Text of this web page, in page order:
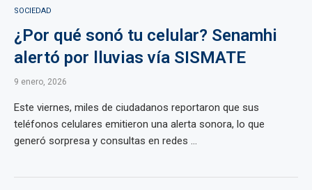
SOCIEDAD
¿Por qué sonó tu celular? Senamhi
alertó por lluvias vía SISMATE
9 enero, 2026
Este viernes, miles de ciudadanos reportaron que sus
teléfonos celulares emitieron una alerta sonora, lo que
generó sorpresa y consultas en redes ...